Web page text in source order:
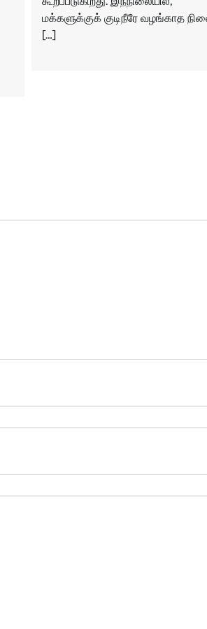
மக்களுக்குக் குடிநீரே வழங்காத
[…]